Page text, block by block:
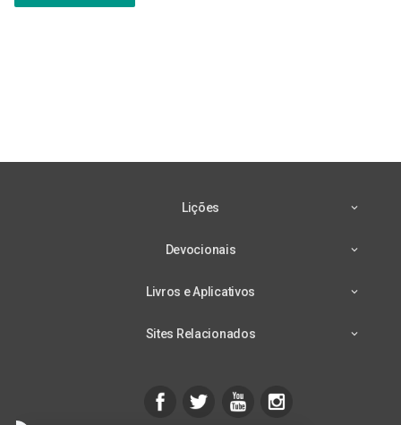
Lições
Devocionais
Livros e Aplicativos
Sites Relacionados